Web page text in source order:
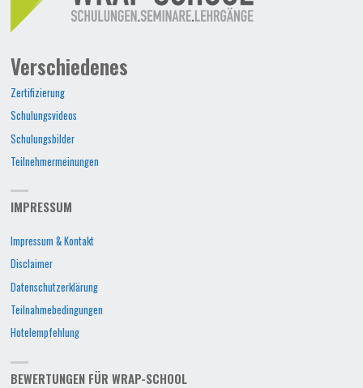
Verschiedenes
Zertifizierung
Schulungsvideos
Schulungsbilder
Teilnehmermeinungen
IMPRESSUM
Impressum & Kontakt
Disclaimer
Datenschutzerklärung
Teilnahmebedingungen
Hotelempfehlung
BEWERTUNGEN FÜR WRAP-SCHOOL